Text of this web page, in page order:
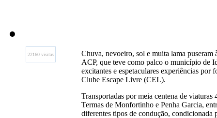
22160 visitas
Chuva, nevoeiro, sol e muita lama
ACP, que teve como palco o município de
excitantes e espetaculares experiências por
Clube Escape Livre (CEL).
Transportadas por meia centena de
Termas de Monfortinho e Penha Garcia,
diferentes tipos de condução, condicionada